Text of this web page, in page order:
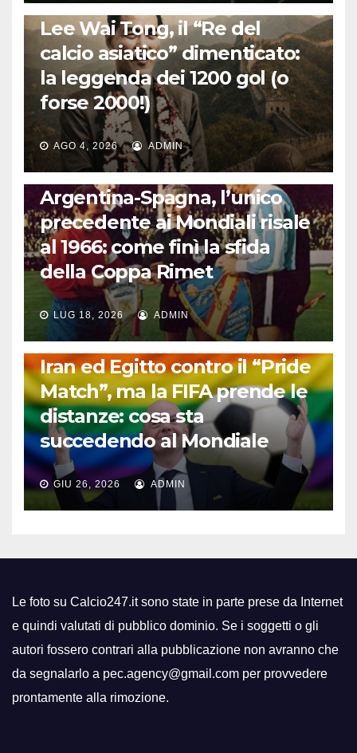
LA STORIA DEL CALCIO
Lee Wai Tong, il “Re del
calcio asiatico” dimenticato:
la leggenda dei 1200 gol (o
forse 2000!)
AGO 4, 2026 ADMIN
CALCIO INTERNAZIONALE
Argentina-Spagna, l’unico
precedente ai Mondiali risale
al 1966: come finì la sfida
della Coppa Rimet
LUG 18, 2026 ADMIN
FUORI DAL CAMPO: CALCIO, GOSSIP E NON SOLO
Iran ed Egitto contro il “Pride
Match”, ma la FIFA prende le
distanze: cosa sta
succedendo al Mondiale
GIU 26, 2026 ADMIN
Le foto su Calcio247.it sono state in parte prese da Internet
e quindi valutati di pubblico dominio. Se i soggetti o gli
autori fossero contrari alla pubblicazione non avranno che
da segnalarlo a pec.agency@gmail.com per provvedere
prontamente alla rimozione.